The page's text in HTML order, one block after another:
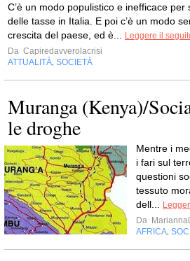
C’è un modo populistico e inefficace per
delle tasse in Italia. E poi c’è un modo
crescita del paese, ed è...
Leggere il
Da Capiredavverolacrisi
ATTUALITÀ SOCIETÀ
Muranga (Kenya)/
le droghe
Mentre i
i fari sul
questioni
tessuto
dell...
Da
AFRICA